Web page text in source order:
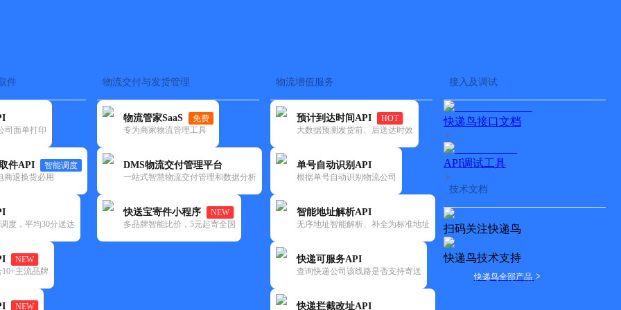
件
司面单打印
件API
智能调度
商退换货必用
度，平均30分送达
NEW
主流品牌
NEW
物流交付与发货管理
物流管家SaaS
免费
专为商家物流管理工具
DMS物流交付管理平台
一站式智慧物流交付管理和数据分析
快送宝寄件小程序
NEW
多品牌智能比价，5元起寄全国
物流增值服务
预计到达时间API
HOT
大数据预测发货前、后送达时效
单号自动识别API
根据单号自动识别物流公司
智能地址解析API
无序地址智能解析、补全为标准地址
快递可服务API
查询快递公司该线路是否支持寄送
快递拦截改址API
接入及调试
快递鸟接口文档
API调试工具
技术文档
扫码关注快递鸟
快递鸟技术支持
快递鸟全部产品
NEW